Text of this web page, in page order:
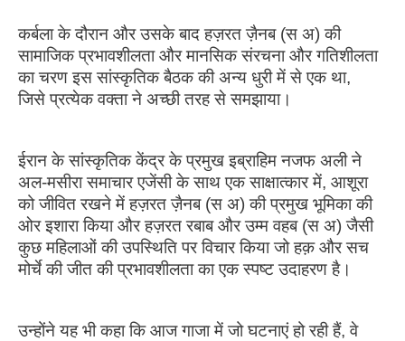
कर्बला के दौरान और उसके बाद हज़रत ज़ैनब (स अ) की
सामाजिक प्रभावशीलता और मानसिक संरचना और गतिशीलता
का चरण इस सांस्कृतिक बैठक की अन्य धुरी में से एक था,
जिसे प्रत्येक वक्ता ने अच्छी तरह से समझाया।
ईरान के सांस्कृतिक केंद्र के प्रमुख इब्राहिम नजफ अली ने
अल-मसीरा समाचार एजेंसी के साथ एक साक्षात्कार में, आशूरा
को जीवित रखने में हज़रत ज़ैनब (स अ) की प्रमुख भूमिका की
ओर इशारा किया और हज़रत रबाब और उम्म वहब (स अ) जैसी
कुछ महिलाओं की उपस्थिति पर विचार किया जो हक़ और सच
मोर्चे की जीत की प्रभावशीलता का एक स्पष्ट उदाहरण है।
उन्होंने यह भी कहा कि आज गाजा में जो घटनाएं हो रही हैं, वे